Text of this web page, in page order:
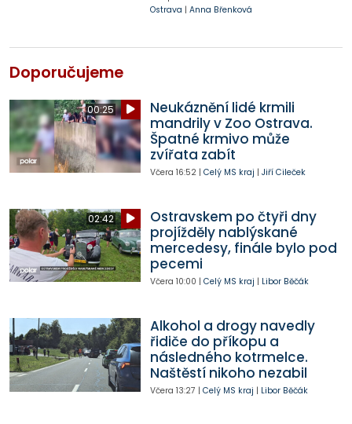
Ostrava | Anna Břenková
Doporučujeme
00:25
Neukáznění lidé krmili
mandrily v Zoo Ostrava.
Špatné krmivo může
zvířata zabít
Včera 16:52| Celý MS kraj | Jiří Cileček
02:42
Ostravskem po čtyři dny
projížděly nablýskané
mercedesy, finále bylo pod
pecemi
Včera 10:00 | Celý MS kraj | Libor Běčák
Alkohol a drogy navedly
řidiče do příkopu a
následného kotrmelce.
Naštěstí nikoho nezabil
Včera 13:27 | Celý MS kraj | Libor Běčák